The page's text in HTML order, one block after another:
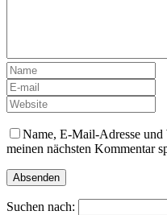
Name, E-Mail-Adresse
meinen nächsten Kommentar
Suchen nach: